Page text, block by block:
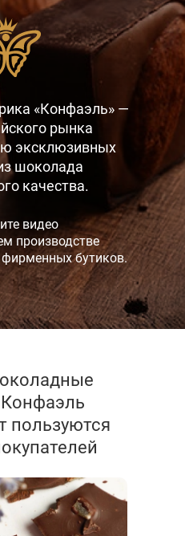
«Конфаэль» —
рынка
эксклюзивных
шоколада
качества.
видео
производстве
фирменных бутиков.
пользуются